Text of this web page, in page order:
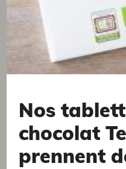
J'accepte que
soient
Etica pour
réponse
Très bon chocolat
J’aime beaucoup la
que d’autres.
21/04/2026
Un excellent chocolat.
Nos
chocolat
prennent